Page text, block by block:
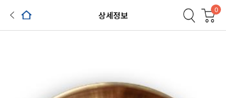
상세정보 0